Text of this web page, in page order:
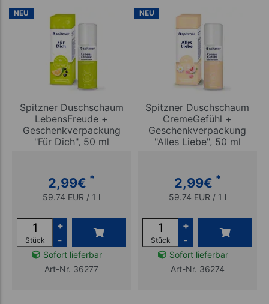
NEU
Spitzner Duschschaum
LebensFreude +
Geschenkverpackung
"Für Dich", 50 ml
2,99€ *
59.74 EUR / 1 l
Stück
+
-
Sofort lieferbar
Art-Nr. 36277
NEU
Spitzner Duschschaum
CremeGefühl +
Geschenkverpackung
"Alles Liebe", 50 ml
2,99€ *
59.74 EUR / 1 l
Stück
+
-
Sofort lieferbar
Art-Nr. 36274